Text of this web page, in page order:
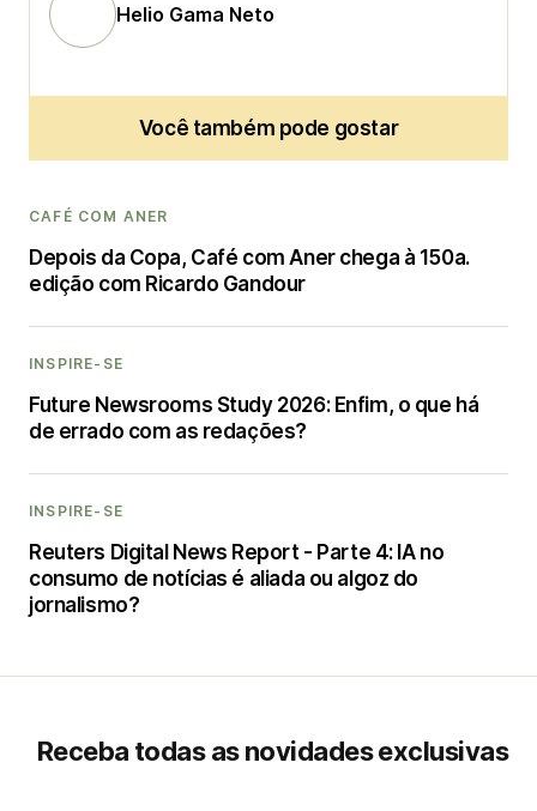
Helio Gama Neto
Você também pode gostar
CAFÉ COM ANER
Depois da Copa, Café com Aner chega à 150a.
edição com Ricardo Gandour
INSPIRE-SE
Future Newsrooms Study 2026: Enfim, o que há
de errado com as redações?
INSPIRE-SE
Reuters Digital News Report - Parte 4: IA no
consumo de notícias é aliada ou algoz do
jornalismo?
Receba todas as novidades exclusivas